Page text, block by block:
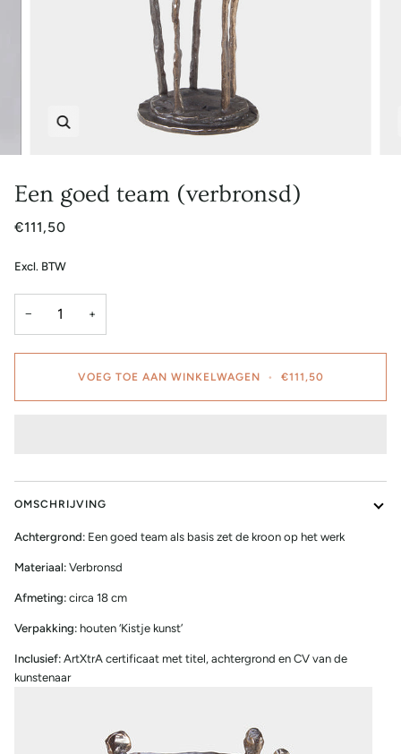
Een goed team (verbronsd)
€111,50
Excl. BTW
− +
VOEG TOE AAN WINKELWAGEN • €111,50
OMSCHRIJVING
Achtergrond: Een goed team als basis zet de kroon op het werk
Materiaal: Verbronsd
Afmeting: circa 18 cm
Verpakking: houten ‘Kistje kunst’
Inclusief: ArtXtrA certificaat met titel, achtergrond en CV van de
kunstenaar